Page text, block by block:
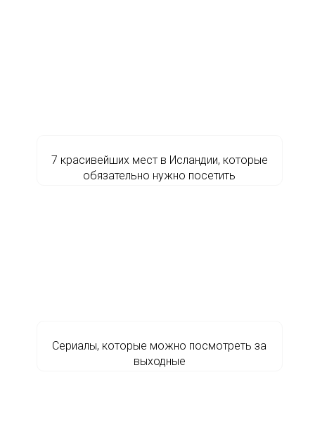
7 красивейших мест в Исландии, которые
обязательно нужно посетить
Сериалы, которые можно посмотреть за
выходные